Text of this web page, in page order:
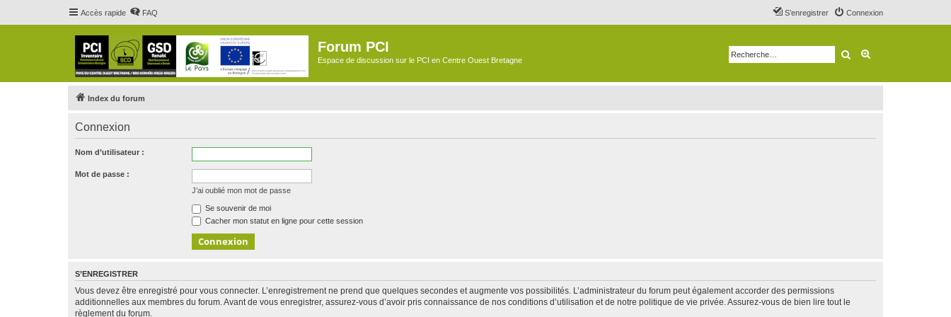
Accès rapide FAQ Connexion
S’enregistrer
Forum PCI
Espace de discussion sur le PCI en Centre Ouest Bretagne Rechercher
Index du forum
Connexion
Nom d’utilisateur :
Mot de passe :
J’ai oublié mon mot de passe
Se souvenir de moi
Cacher mon statut en ligne pour cette session
S’ENREGISTRER
Vous devez être enregistré pour vous connecter. L’enregistrement ne prend que quelques secondes et augmente vos possibilités. L’administrateur du forum peut également accorder des permissions
additionnelles aux membres du forum. Avant de vous enregistrer, assurez-vous d’avoir pris connaissance de nos conditions d’utilisation et de notre politique de vie privée. Assurez-vous de bien lire tout le
règlement du forum.